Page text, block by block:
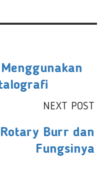
NEXT POST
Burr dan
Fungsinya